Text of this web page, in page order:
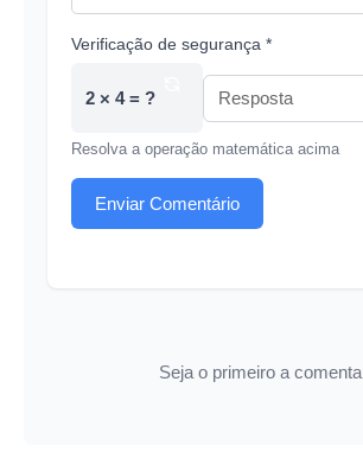
Verificação de segurança *
2 × 4 = ?
Resolva a operação matemática acima
Enviar Comentário
Seja o primeiro a